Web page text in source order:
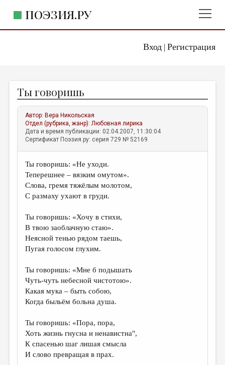
Вход| Регистрация
ПОЭЗИЯ.РУ
ЖАНРЫ
АВТОРЫ
КОММЕНТАРИИ
ЛИТСАЛОН
НОВОСТИ
ПРАВИЛА САЙТА
ИЗБРАННОЕ
ДАЙДЖЕСТ
ПЕРЕВОДЫ
КОНКУРСЫ
КНИЖНАЯ ПОЛКА
ОБЗОР ЛИТЕРАТУРЫ
Ты говоришь
Автор: Вера Никольская
Отдел (рубрика, жанр):Любовная лирика
Дата и время публикации: 02.04.2007, 11:30:04
Сертификат Поэзия.ру: серия 729 № 52169
Ты говоришь: «Не уходи.
Теперешнее – вязким омутом».
Слова, гремя тяжёлым молотом,
С размаху ухают в груди.
Ты говоришь: «Хочу в стихи,
В твою заоблачную стаю».
Неясной тенью рядом таешь,
Пугая голосом глухим.
Ты говоришь: «Мне б подышать
Чуть-чуть небесной чистотою».
Какая мука – быть собою,
Когда быльём больна душа.
Ты говоришь: «Пора, пора,
Хоть жизнь гнусна и ненавистна",
К спасенью шаг лишая смысла
И слово превращая в прах.